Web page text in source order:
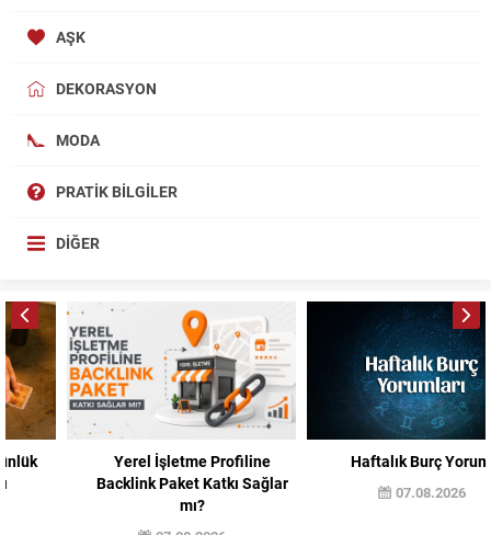
AŞK
DEKORASYON
MODA
PRATIK BILGILER
DIĞER
Yerel İşletme Profiline
Backlink Paket Katkı Sağlar
Haftalık Burç Yorumları
07.08.2026